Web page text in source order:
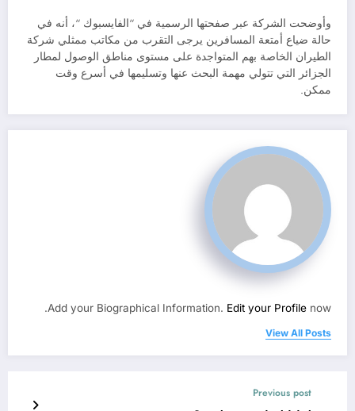
وأوضحت الشركة عبر صفحتها الرسمية في “الفايسبوك “، أنه في
حالة ضياع أمتعة المسافرين يرجى التقرب من مكاتب ممثلي شركة
الطيران الخاصة بهم المتواجدة على مستوى مناطق الوصول لمطار
الجزائر التي تتولي مهمة البحث عنها وتسليمها في أسرع وقت
ممكن.
Add your Biographical Information. Edit your Profile now.
View All Posts
Previous post